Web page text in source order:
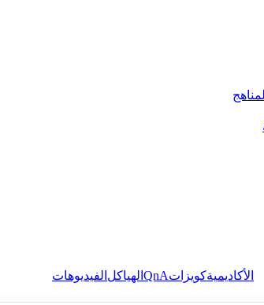
الأكاديميةكويزاتQnA الهياكل الفيديوهات